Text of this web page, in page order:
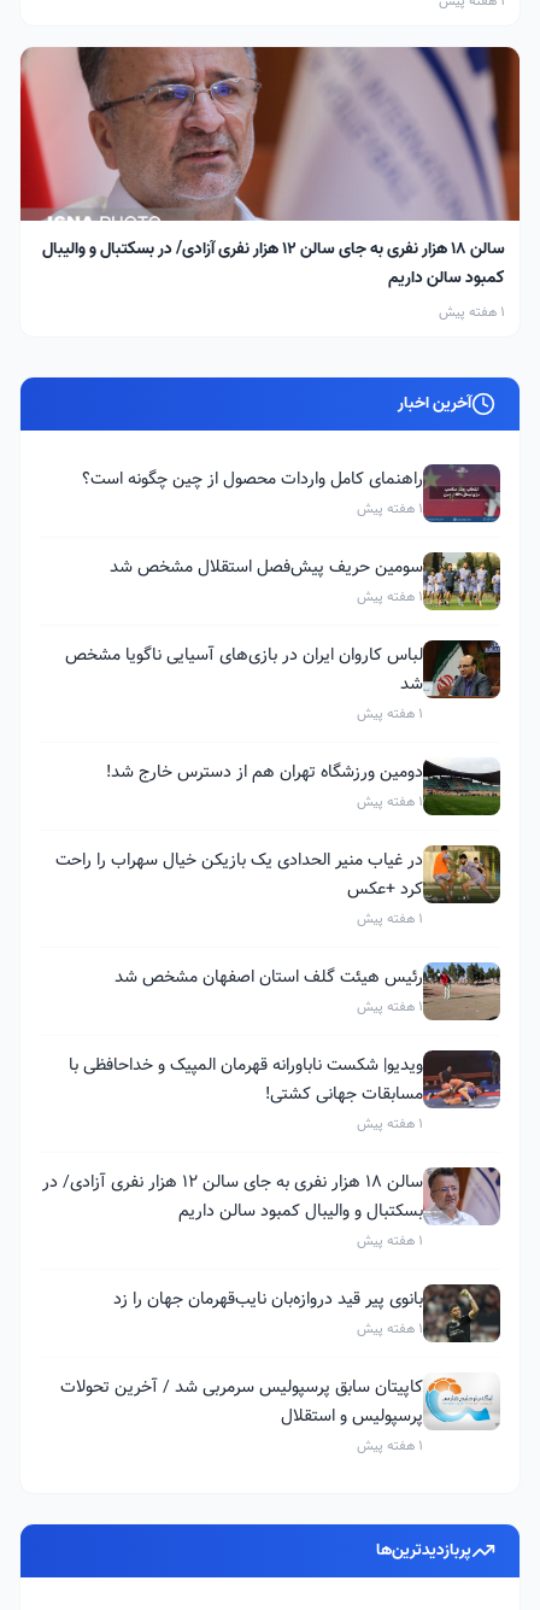
سالن ۱۸ هزار نفری به جای سالن ۱۲ هزار نفری آزادی/ در بسکتبال و والیبال
کمبود سالن داریم
1 هفته پیش
آخرین اخبار
راهنمای کامل واردات محصول از چین چگونه است؟
1 هفته پیش
سومین حریف پیش‌فصل استقلال مشخص شد
1 هفته پیش
لباس کاروان ایران در بازی‌های آسیایی ناگویا مشخص
شد
1 هفته پیش
دومین ورزشگاه تهران هم از دسترس خارج شد!
1 هفته پیش
در غیاب منیر الحدادی یک بازیکن خیال سهراب را راحت
کرد +عکس
1 هفته پیش
رئیس هیئت گلف استان اصفهان مشخص شد
1 هفته پیش
ویدیو| شکست ناباورانه قهرمان المپیک و خداحافظی با
مسابقات جهانی کشتی!
1 هفته پیش
سالن ۱۸ هزار نفری به جای سالن ۱۲ هزار نفری آزادی/ در
بسکتبال و والیبال کمبود سالن داریم
1 هفته پیش
بانوی پیر قید دروازه‌بان نایب‌قهرمان جهان را زد
1 هفته پیش
کاپیتان سابق پرسپولیس سرمربی شد / آخرین تحولات
پرسپولیس و استقلال
1 هفته پیش
پربازدیدترین‌ها